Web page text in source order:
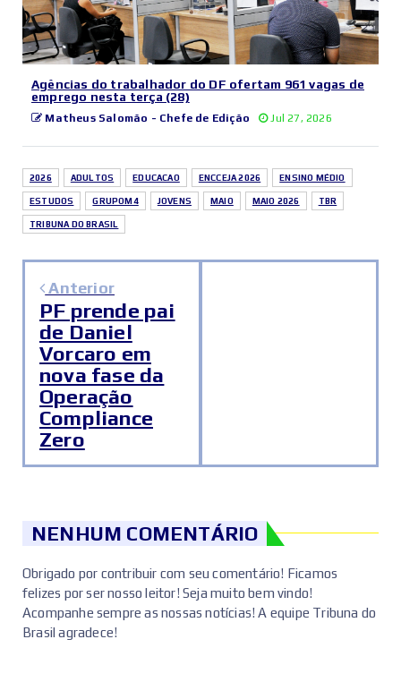
Agências do trabalhador do DF ofertam 961 vagas de
emprego nesta terça (28)
Matheus Salomão - Chefe de Edição Jul 27, 2026
2026 ADULTOS EDUCACAO ENCCEJA 2026 ENSINO MÉDIO
ESTUDOS GRUPOM4 JOVENS MAIO MAIO 2026 TBR
TRIBUNA DO BRASIL
Anterior
PF prende pai
de Daniel
Vorcaro em
nova fase da
Operação
Compliance
Zero
NENHUM COMENTÁRIO
Obrigado por contribuir com seu comentário! Ficamos
felizes por ser nosso leitor! Seja muito bem vindo!
Acompanhe sempre as nossas notícias! A equipe Tribuna do
Brasil agradece!